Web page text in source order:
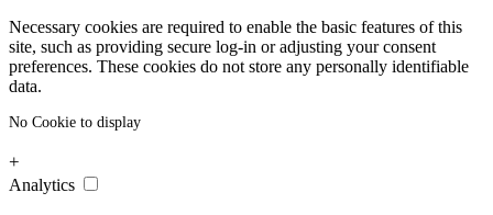
Necessary cookies are required to enable the basic features of this
site, such as providing secure log-in or adjusting your consent
preferences. These cookies do not store any personally identifiable
data.
No Cookie to display
+
Analytics